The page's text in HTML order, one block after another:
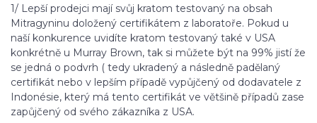
1/ Lepší prodejci mají svůj kratom testovaný na obsah
Mitragyninu doložený certifikátem z laboratoře. Pokud u
naší konkurence uvidíte kratom testovaný také v USA
konkrétně u Murray Brown, tak si můžete být na 99% jistí že
se jedná o podvrh ( tedy ukradený a následně padělaný
certifikát nebo v lepším případě vypůjčený od dodavatele z
Indonésie, který má tento certifikát ve většině případů zase
zapůjčený od svého zákazníka z USA.